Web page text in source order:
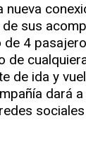
sus
de 4
de
de ida y
dará